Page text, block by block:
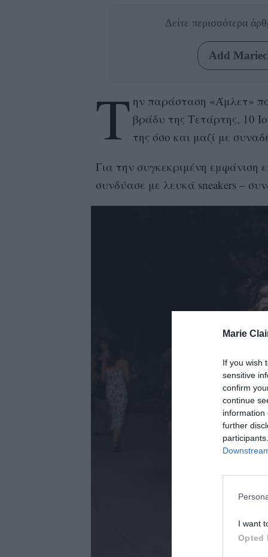
Marie
If you wish
sensitive
confirm
continue
information
further
I want
Opted
Δείτε περισσότερα
Add
Τ ην παράσταση «Άμλετ»
βράδυ της Τετάρτης, 10
της όσο και μαζί με
Για την συγκεκριμένη εμφάνιση
συνδύασε με λευκά sneakers –